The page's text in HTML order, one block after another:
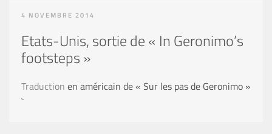
4 NOVEMBRE 2014
Etats-Unis, sortie de « In Geronimo’s
footsteps »
Traduction en américain de « Sur les pas de Geronimo »
`